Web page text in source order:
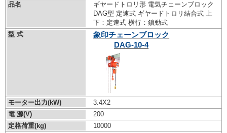
品名
ギヤードトロリ形 電気チェーンブロック
DAG型 定速式 ギヤードトロリ結合式 上
下：定速式 横行：鎖動式
型 式
象印チェーンブロック
DAG-10-4
モーター出力(kW)
3.4X2
電 源(V)
200
定格荷重(kg)
10000